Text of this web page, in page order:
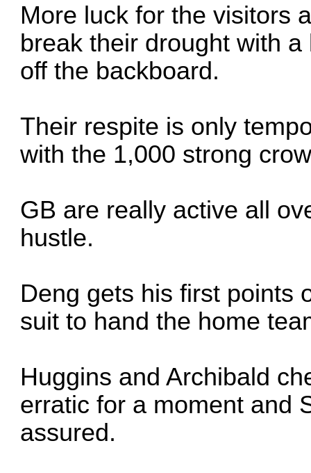
More luck for the visitors
break their drought with
off the backboard.
Their respite is only
with the 1,000 strong
GB are really active all
hustle.
Deng gets his first points
suit to hand the home
Huggins and Archibald
erratic for a moment and
assured.